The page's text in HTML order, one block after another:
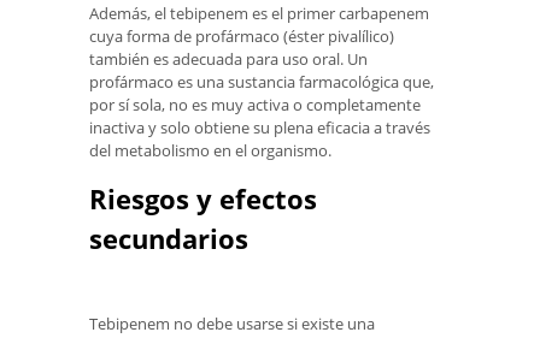
Además, el tebipenem es el primer carbapenem
cuya forma de profármaco (éster pivalílico)
también es adecuada para uso oral. Un
profármaco es una sustancia farmacológica que,
por sí sola, no es muy activa o completamente
inactiva y solo obtiene su plena eficacia a través
del metabolismo en el organismo.
Riesgos y efectos
secundarios
Tebipenem no debe usarse si existe una